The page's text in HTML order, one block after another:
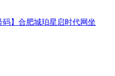
码】合肥城珀星启时代网坐